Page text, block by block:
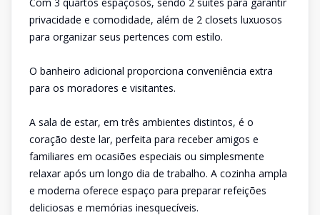
privacidade e comodidade, além de 2 closets luxuosos
para organizar seus pertences com estilo.
O banheiro adicional proporciona conveniência extra
para os moradores e visitantes.
A sala de estar, em três ambientes distintos, é o
coração deste lar, perfeita para receber amigos e
familiares em ocasiões especiais ou simplesmente
relaxar após um longo dia de trabalho. A cozinha ampla
e moderna oferece espaço para preparar refeições
deliciosas e memórias inesquecíveis.